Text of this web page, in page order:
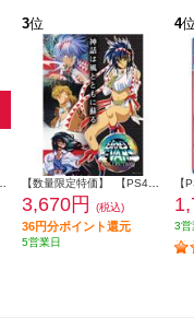
3位
3,670円 (税込)
36円分ポイント還元
5営業日
4
3営